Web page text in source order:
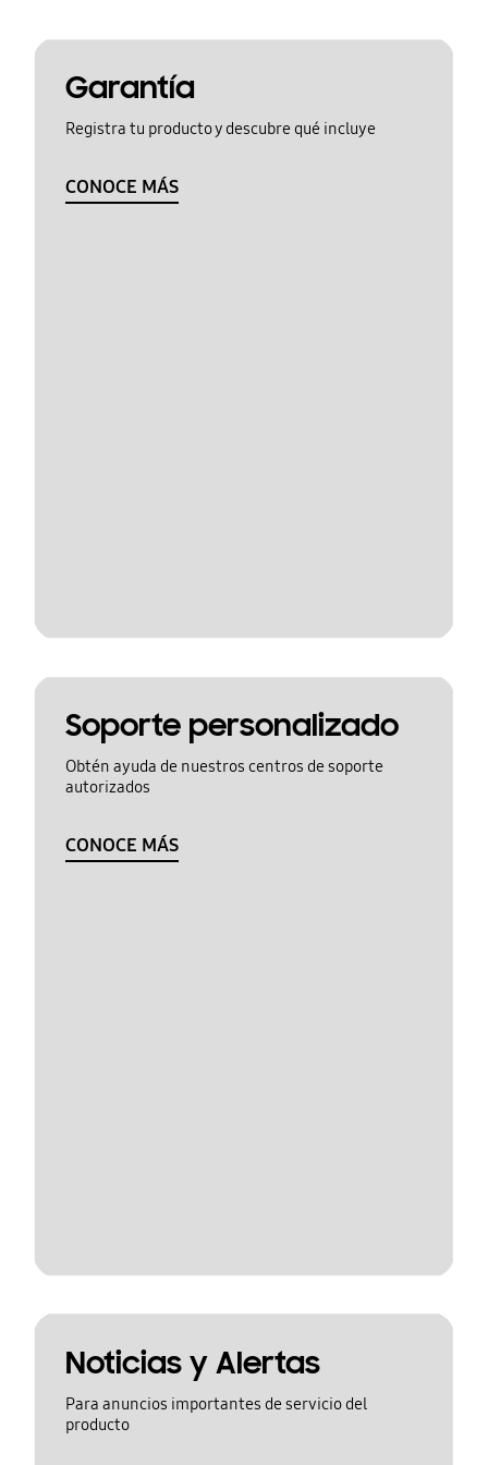
Garantía
Registra tu producto y descubre qué incluye
CONOCE MÁS
Soporte personalizado
Obtén ayuda de nuestros centros de soporte
autorizados
CONOCE MÁS
Noticias y Alertas
Para anuncios importantes de servicio del
producto